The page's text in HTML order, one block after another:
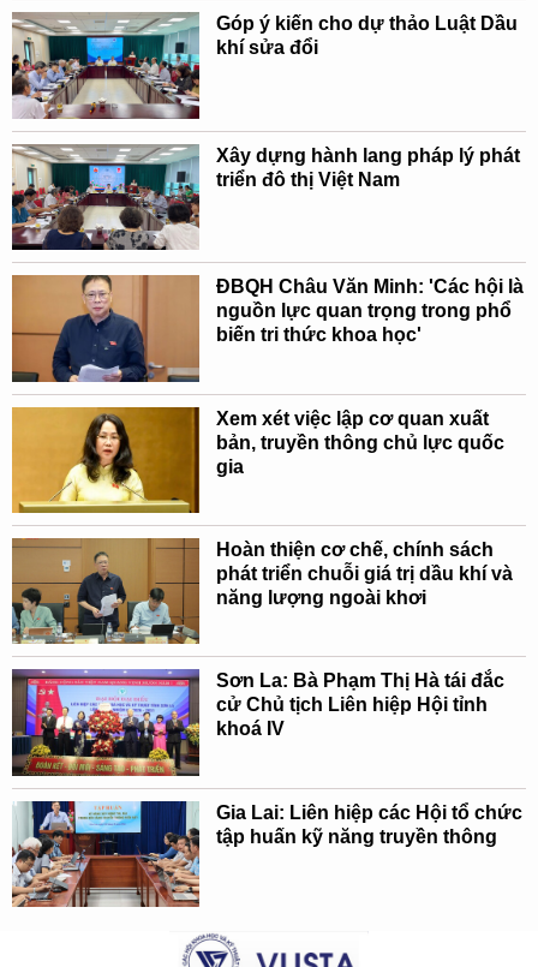
Góp ý kiến cho dự thảo Luật Dầu
khí sửa đổi
Xây dựng hành lang pháp lý phát
triển đô thị Việt Nam
ĐBQH Châu Văn Minh: 'Các hội là
nguồn lực quan trọng trong phổ
biến tri thức khoa học'
Xem xét việc lập cơ quan xuất
bản, truyền thông chủ lực quốc
gia
Hoàn thiện cơ chế, chính sách
phát triển chuỗi giá trị dầu khí và
năng lượng ngoài khơi
Sơn La: Bà Phạm Thị Hà tái đắc
cử Chủ tịch Liên hiệp Hội tỉnh
khoá IV
Gia Lai: Liên hiệp các Hội tổ chức
tập huấn kỹ năng truyền thông